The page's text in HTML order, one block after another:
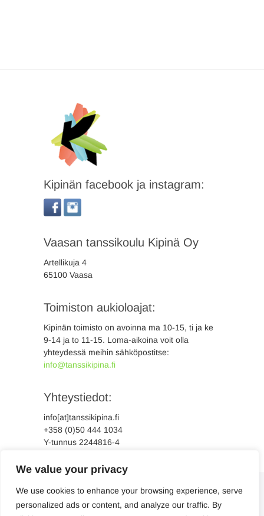
We value your privacy
We use cookies to enhance your browsing experience, serve
personalized ads or content, and analyze our traffic. By
Kipinän facebook ja instagram:
Vaasan tanssikoulu Kipinä Oy
Artellikuja 4
65100 Vaasa
Toimiston aukioloajat:
Kipinän toimisto on avoinna ma 10-15, ti ja ke
9-14 ja to 11-15. Loma-aikoina voit olla
yhteydessä meihin sähköpostitse:
info@tanssikipina.fi
Yhteystiedot:
info[at]tanssikipina.fi
+358 (0)50 444 1034
Y-tunnus 2244816-4